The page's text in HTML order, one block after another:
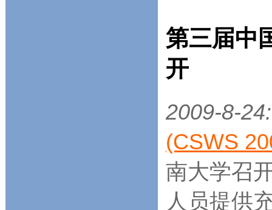
第三届中
开
2009-8-24:
(CSWS
南大学召
人员提供